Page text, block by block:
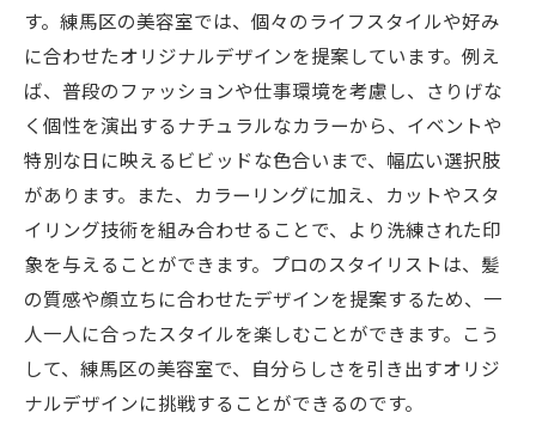
す。練馬区の美容室では、個々のライフスタイルや好み
に合わせたオリジナルデザインを提案しています。例え
ば、普段のファッションや仕事環境を考慮し、さりげな
く個性を演出するナチュラルなカラーから、イベントや
特別な日に映えるビビッドな色合いまで、幅広い選択肢
があります。また、カラーリングに加え、カットやスタ
イリング技術を組み合わせることで、より洗練された印
象を与えることができます。プロのスタイリストは、髪
の質感や顔立ちに合わせたデザインを提案するため、一
人一人に合ったスタイルを楽しむことができます。こう
して、練馬区の美容室で、自分らしさを引き出すオリジ
ナルデザインに挑戦することができるのです。